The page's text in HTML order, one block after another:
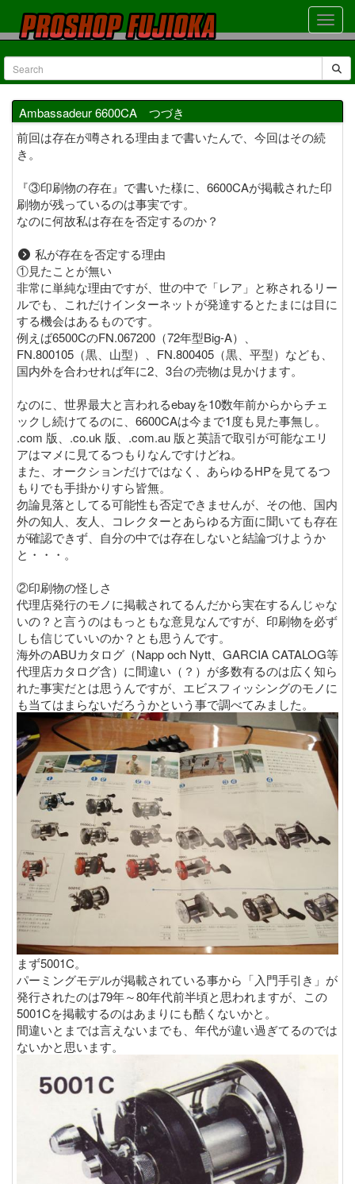
Ambassadeur 6600CA つづき
前回は存在が噂される理由まで書いたんで、今回はその続
き。
『③印刷物の存在』で書いた様に、6600CAが掲載された印
刷物が残っているのは事実です。
なのに何故私は存在を否定するのか？
私が存在を否定する理由
①見たことが無い
非常に単純な理由ですが、世の中で「レア」と称されるリー
ルでも、これだけインターネットが発達するとたまには目に
する機会はあるものです。
例えば6500CのFN.067200（72年型Big-A）、
FN.800105（黒、山型）、FN.800405（黒、平型）なども、
国内外を合わせれば年に2、3台の売物は見かけます。
なのに、世界最大と言われるebayを10数年前からからチェ
ックし続けてるのに、6600CAは今まで1度も見た事無し。
.com 版、.co.uk 版、.com.au 版と英語で取引が可能なエリ
アはマメに見てるつもりなんですけどね。
また、オークションだけではなく、あらゆるHPを見てるつ
もりでも手掛かりすら皆無。
勿論見落としてる可能性も否定できませんが、その他、国内
外の知人、友人、コレクターとあらゆる方面に聞いても存在
が確認できず、自分の中では存在しないと結論づけようか
と・・・。
②印刷物の怪しさ
代理店発行のモノに掲載されてるんだから実在するんじゃな
いの？と言うのはもっともな意見なんですが、印刷物を必ず
しも信じていいのか？とも思うんです。
海外のABUカタログ（Napp och Nytt、GARCIA CATALOG等
代理店カタログ含）に間違い（？）が多数有るのは広く知ら
れた事実だとは思うんですが、エビスフィッシングのモノに
も当てはまらないだろうかという事で調べてみました。
まず5001C。
パーミングモデルが掲載されている事から「入門手引き」が
発行されたのは79年～80年代前半頃と思われますが、この
5001Cを掲載するのはあまりにも酷くないかと。
間違いとまでは言えないまでも、年代が違い過ぎてるのでは
ないかと思います。